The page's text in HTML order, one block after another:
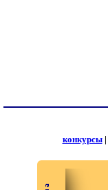
конкурсы|